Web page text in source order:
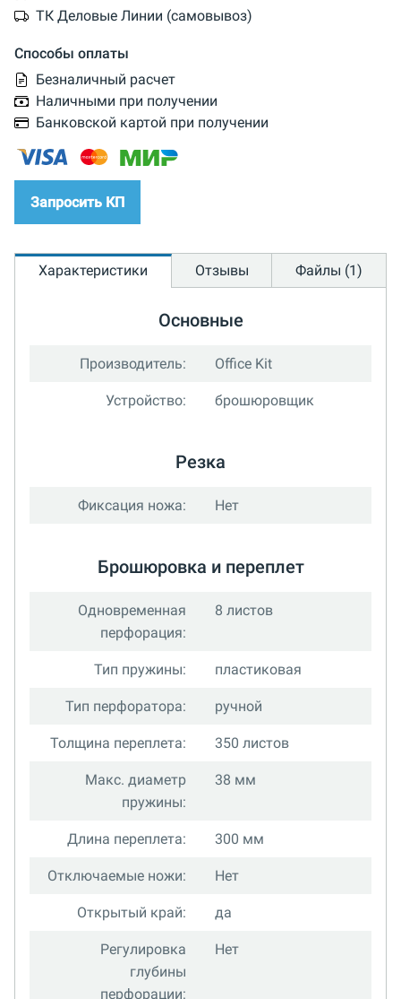
ТК Деловые Линии (самовывоз)
Способы оплаты
Безналичный расчет
Наличными при получении
Банковской картой при получении
Запросить КП
Характеристики Отзывы Файлы (1)
Основные
Производитель: Office Kit
Устройство: брошюровщик
Резка
Фиксация ножа: Нет
Брошюровка и переплет
Одновременная
перфорация:
8 листов
Тип пружины: пластиковая
Тип перфоратора: ручной
Толщина переплета: 350 листов
Макс. диаметр
пружины:
38 мм
Длина переплета: 300 мм
Отключаемые ножи: Нет
Открытый край: да
Регулировка
глубины
перфорации:
Нет